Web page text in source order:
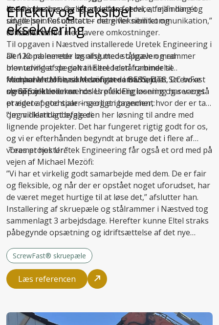
det mindre besværligt at udføre service, fejlfinding og
udvidelser. Resultatet er mere fleksibilitet og
driftssikkerhed med lavere omkostninger.
Den kombinerede løsning med stålpæle og rammer
blev udviklet specielt til Eltel. I den forbindelse
fremhæver Michael Mezöfi, at samarbejdet
medprojektlederen hos Uretek Engineering har været
præget af god sparring og engagement:
bedste løsning. Og så er det en fordel, at man har ét
single point of contact – det giver nem kommunikation,”
fortæller han.
Effektiv og fleksibel
eksekvering
Til opgaven i Næstved installerede Uretek Engineering i
alt 120 pælemeter og afsluttede opgaven med
montering af de galvaniserede stålrammer til
komponenterne, som omfattede BESS, DTS, DC boxe
og STS inkl. oliekar.
Michael Mezöfi er ikke længere i tvivl om, at ScrewFast
skruepæle er en særdeles pålidelig løsning og ser også
et videre potentiale – særligt i brancher, hvor der er tale
om midlertidigt byggeri:
”Jeg vil klart anbefale den her løsning til andre med
lignende projekter. Det har fungeret rigtig godt for os,
og vi er efterhånden begyndt at bruge det i flere af
vores projekter.”
Teamet hos Uretek Engineering får også et ord med på
vejen af Michael Mezöfi:
”Vi har et virkelig godt samarbejde med dem. De er fair
og fleksible, og når der er opstået noget uforudset, har
de været meget hurtige til at løse det,” afslutter han.
Installering af skruepæle og stålrammer i Næstved tog
sammenlagt 3 arbejdsdage. Herefter kunne Eltel straks
påbegynde opsætning og idriftsættelse af det nye
ScrewFast® skruepæle
Læs referencen